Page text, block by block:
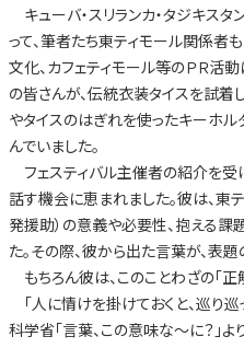
キューバ・スリランカ・タジキス
って、筆者たち東ティモール関係者
文化、カフェティモール等のＰＲ活
の皆さんが、伝統衣装タイスを試
やタイスのはぎれを使ったキーホ
んでいました。
フェスティバル主催者の紹介を
話す機会に恵まれました。彼は、東
発援助）の意義や必要性、抱える課
た。その際、彼から出た言葉が、表
もちろん彼は、このことわざの「正
「人に情けを掛けておくと、巡り
科学省「言葉、この意味な～に？」より